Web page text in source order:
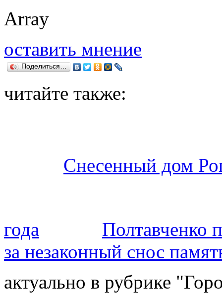
Array
оставить мнение
Поделиться…
читайте также:
Снесенный дом
года
Полтавченко
за незаконный снос
актуально в рубрике